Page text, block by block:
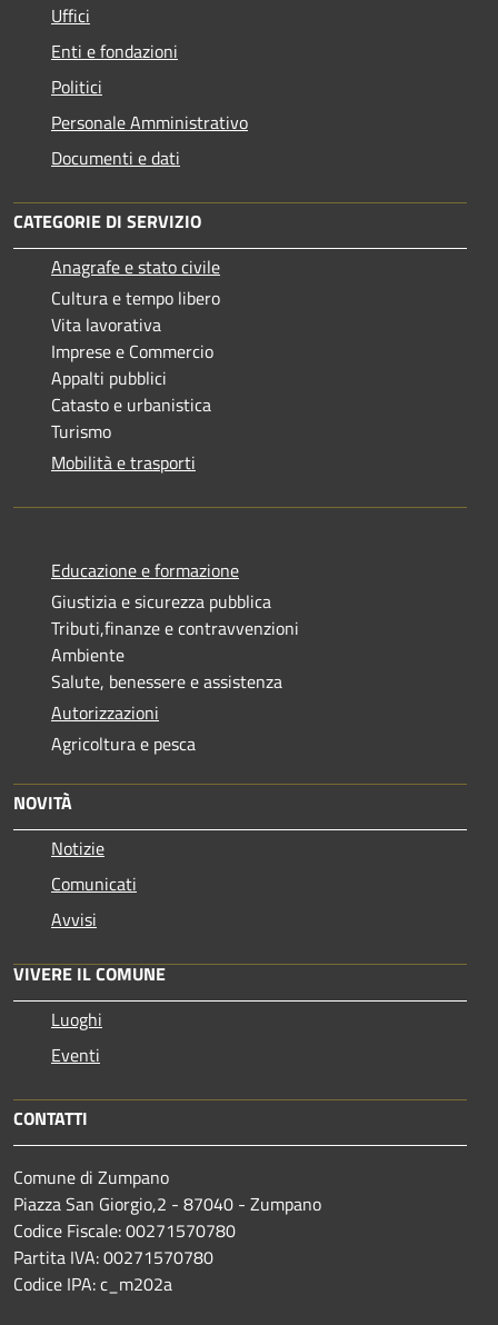
Uffici
Enti e fondazioni
Politici
Personale Amministrativo
Documenti e dati
CATEGORIE DI SERVIZIO
Anagrafe e stato civile
Cultura e tempo libero
Vita lavorativa
Imprese e Commercio
Appalti pubblici
Catasto e urbanistica
Turismo
Mobilità e trasporti
Educazione e formazione
Giustizia e sicurezza pubblica
Tributi,finanze e contravvenzioni
Ambiente
Salute, benessere e assistenza
Autorizzazioni
Agricoltura e pesca
NOVITÀ
Notizie
Comunicati
Avvisi
VIVERE IL COMUNE
Luoghi
Eventi
CONTATTI
Comune di Zumpano
Piazza San Giorgio,2 - 87040 - Zumpano
Codice Fiscale: 00271570780
Partita IVA: 00271570780
Codice IPA: c_m202a